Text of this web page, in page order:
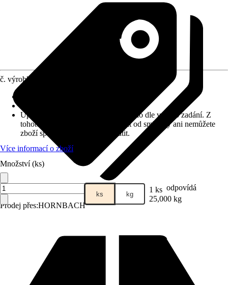
Prodej přes:HORNBACH
č. výrobku
Upozornění: toto zboží bylo vyrobeno dle vašeho zadání. Z
tohoto důvodu nemůžete odstoupit od smlouvy ani nemůžete
zboží společnosti Hornbach vrátit.
Více informací o zboží
Množství (ks)
ks kg 1 ks odpovídá
25,000 kg